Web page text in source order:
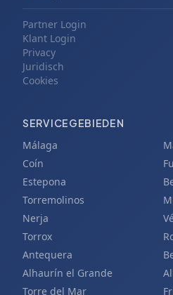
Partner Login
Klant Login
Privacy
Juridisch
Cookies
SERVICEGEBIEDEN
Málaga
Coín
Estepona
Torremolinos
Nerja
Torrox
Antequera
Alhaurín el Grande
Torre del Mar